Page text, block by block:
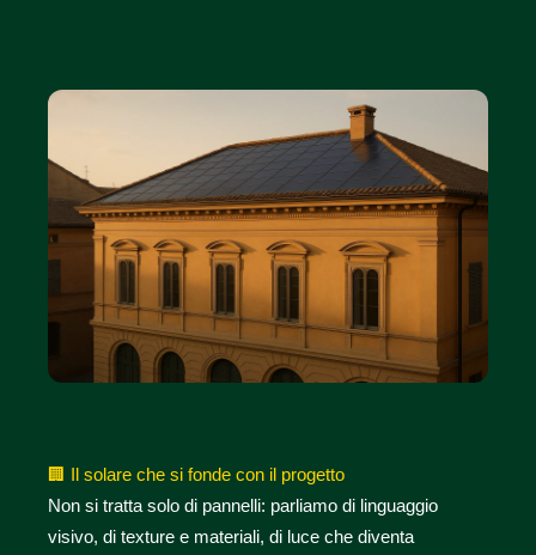
🏢
Il solare che si fonde con il progetto
Non si tratta solo di pannelli: parliamo di linguaggio
visivo, di texture e materiali, di luce che diventa